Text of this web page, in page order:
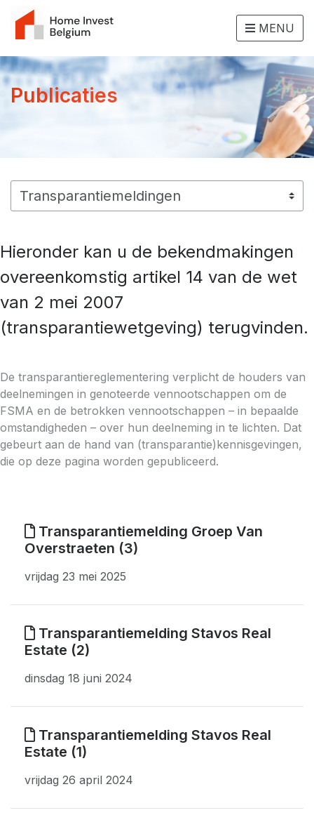
MENU
Publicaties
Hieronder kan u de bekendmakingen
overeenkomstig artikel 14 van de wet
van 2 mei 2007
(transparantiewetgeving) terugvinden.
De transparantiereglementering verplicht de houders van
deelnemingen in genoteerde vennootschappen om de
FSMA en de betrokken vennootschappen – in bepaalde
omstandigheden – over hun deelneming in te lichten. Dat
gebeurt aan de hand van (transparantie)kennisgevingen,
die op deze pagina worden gepubliceerd.
Transparantiemelding Groep Van
Overstraeten (3)
vrijdag 23 mei 2025
Transparantiemelding Stavos Real
Estate (2)
dinsdag 18 juni 2024
Transparantiemelding Stavos Real
Estate (1)
vrijdag 26 april 2024